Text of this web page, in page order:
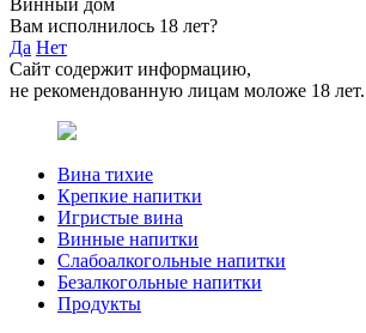
Винный дом
Вам исполнилось 18 лет?
Да Нет
Сайт содержит информацию,
не рекомендованную лицам моложе 18 лет.
Вина тихие
Крепкие напитки
Игристые вина
Винные напитки
Слабоалкогольные напитки
Безалкогольные напитки
Продукты